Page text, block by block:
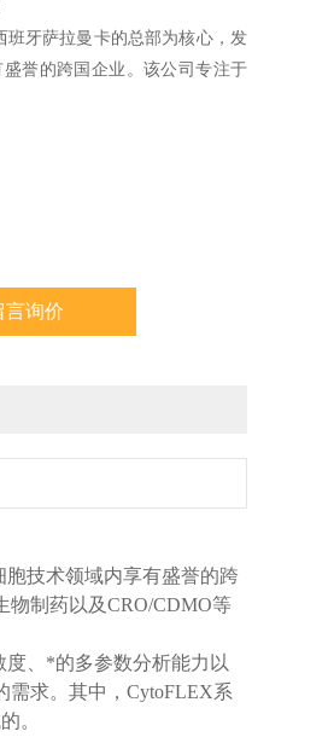
牙萨拉曼卡的总部为核心，发
誉的跨国企业。该公司专注于
提供创新解决方案与专业技术
。
言询价
胞技术领域内享有盛誉的跨
物制药以及CRO/CDMO等
、*的多参数分析能力以
求。其中， CytoFLEX系
。